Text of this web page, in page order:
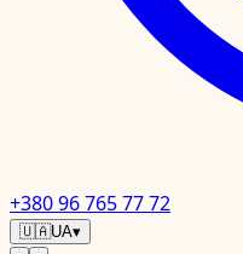
+380 96 765 77 72
🇺🇦UA▾